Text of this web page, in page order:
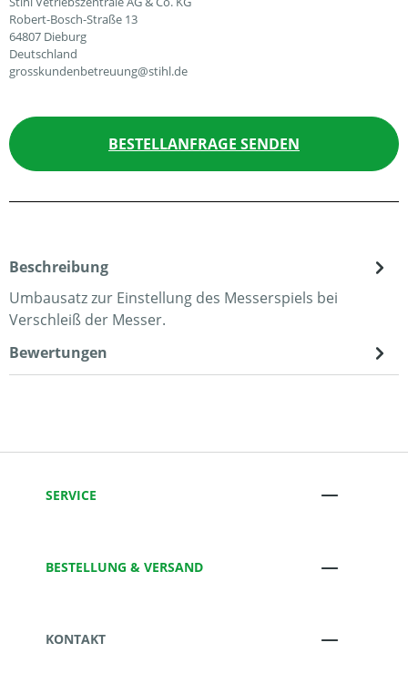
Robert-Bosch-Straße 13
64807 Dieburg
Deutschland
grosskundenbetreuung@stihl.de
BESTELLANFRAGE SENDEN
Beschreibung
Umbausatz zur Einstellung des Messerspiels bei
Verschleiß der Messer.
Bewertungen
SERVICE
BESTELLUNG & VERSAND
KONTAKT